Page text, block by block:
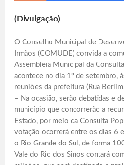
(Divulgação)
O Conselho Municipal de
Irmãos (COMUDE) convida a
Assembleia Municipal da
acontece no dia 1º de setembro,
reuniões da prefeitura (Rua
– Na ocasião, serão debatidas e
município que concorrerão a
Estado, por meio da Consulta
votação ocorrerá entre os dias 6
o Rio Grande do Sul, de forma
Vale do Rio dos Sinos contará